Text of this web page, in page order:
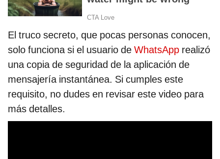
El truco secreto, que pocas personas conocen,
solo funciona si el usuario de WhatsApp realizó
una copia de seguridad de la aplicación de
mensajería instantánea. Si cumples este
requisito, no dudes en revisar este video para
más detalles.